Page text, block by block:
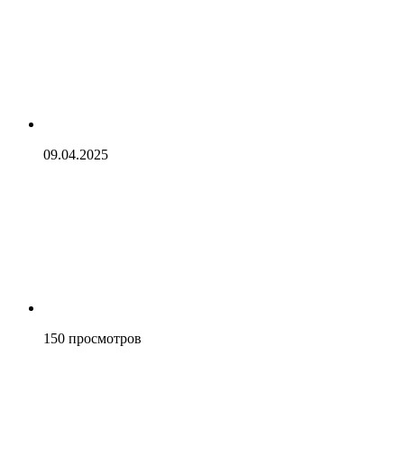
09.04.2025
150 просмотров